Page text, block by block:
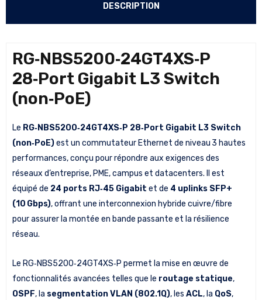
DESCRIPTION
RG‑NBS5200‑24GT4XS‑P
28‑Port Gigabit L3 Switch
(non‑PoE)
Le RG‑NBS5200‑24GT4XS‑P 28‑Port Gigabit L3 Switch
(non‑PoE)est un commutateur Ethernet de niveau 3 hautes
performances, conçu pour répondre aux exigences des
réseaux d’entreprise, PME, campus et datacenters. Il est
équipé de 24 ports RJ‑45 Gigabit et de 4 uplinks SFP+
(10 Gbps), offrant une interconnexion hybride cuivre/fibre
pour assurer la montée en bande passante et la résilience
réseau.
Le RG‑NBS5200‑24GT4XS‑P permet la mise en œuvre de
fonctionnalités avancées telles que le routage statique,
OSPF, la segmentation VLAN (802.1Q), les ACL, la QoS,